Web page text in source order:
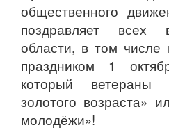
общественного
поздравляет всех
области, в том
праздником 1
который ветераны
золотого возраста»
молодёжи»!